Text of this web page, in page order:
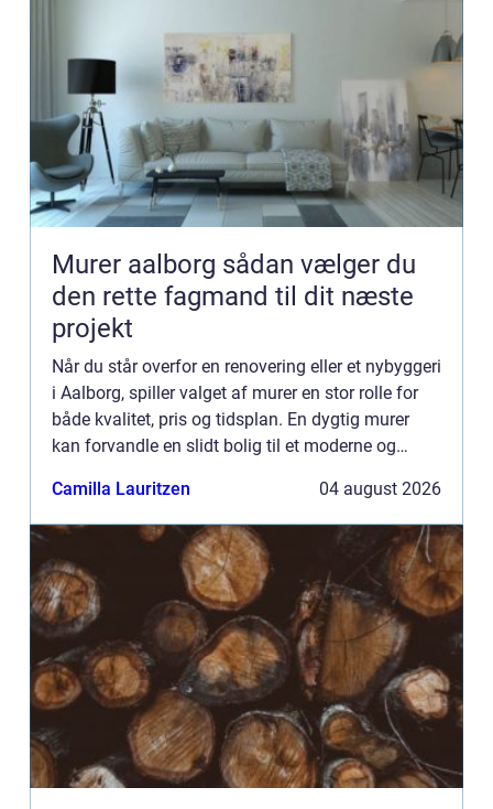
Murer aalborg sådan vælger du
den rette fagmand til dit næste
projekt
Når du står overfor en renovering eller et nybyggeri
i Aalborg, spiller valget af murer en stor rolle for
både kvalitet, pris og tidsplan. En dygtig murer
kan forvandle en slidt bolig til et moderne og
r...
Camilla Lauritzen 04 august 2026